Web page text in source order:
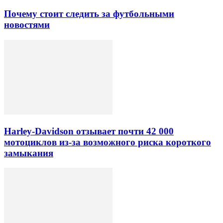
Почему стоит следить за футбольными
новостями
Harley-Davidson отзывает почти 42 000
мотоциклов из-за возможного риска короткого
замыкания